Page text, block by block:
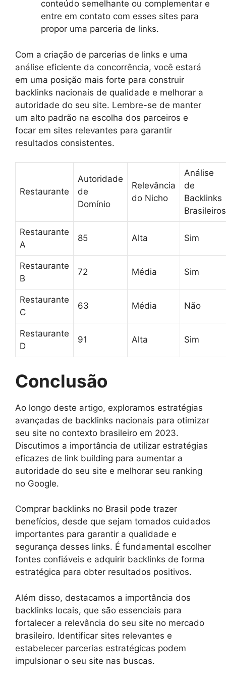
conteúdo semelhante ou complementar e
entre em contato com esses sites para
propor uma parceria de links.
Com a criação de parcerias de links e uma
análise eficiente da concorrência, você estará
em uma posição mais forte para construir
backlinks nacionais de qualidade e melhorar a
autoridade do seu site. Lembre-se de manter
um alto padrão na escolha dos parceiros e
focar em sites relevantes para garantir
resultados consistentes.
Restaurante
Autoridade
de
Domínio
Relevância
do Nicho
Análise
de
Backlinks
Brasileiros
Restaurante
A
85 Alta Sim
Restaurante
B
72 Média Sim
Restaurante
C
63 Média Não
Restaurante
D
91 Alta Sim
Conclusão
Ao longo deste artigo, exploramos estratégias
avançadas de backlinks nacionais para otimizar
seu site no contexto brasileiro em 2023.
Discutimos a importância de utilizar estratégias
eficazes de link building para aumentar a
autoridade do seu site e melhorar seu ranking
no Google.
Comprar backlinks no Brasil pode trazer
benefícios, desde que sejam tomados cuidados
importantes para garantir a qualidade e
segurança desses links. É fundamental escolher
fontes confiáveis e adquirir backlinks de forma
estratégica para obter resultados positivos.
Além disso, destacamos a importância dos
backlinks locais, que são essenciais para
fortalecer a relevância do seu site no mercado
brasileiro. Identificar sites relevantes e
estabelecer parcerias estratégicas podem
impulsionar o seu site nas buscas.